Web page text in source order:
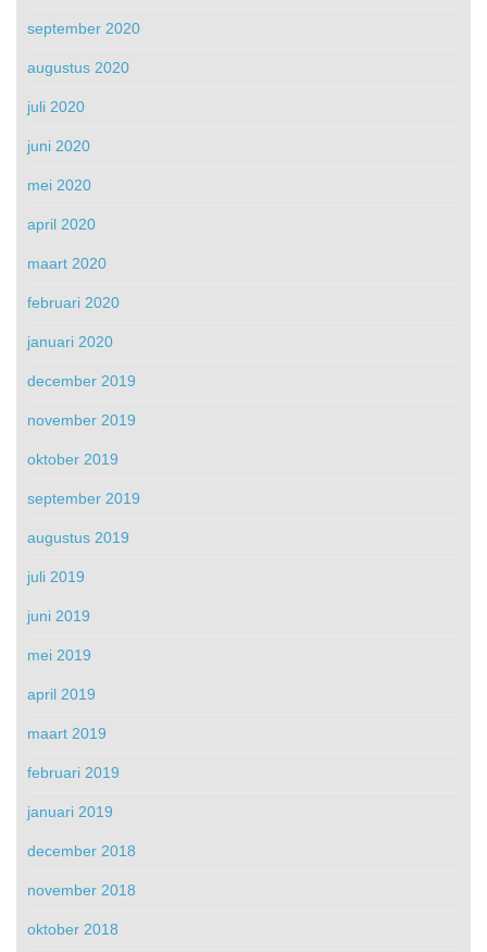
september 2020
augustus 2020
juli 2020
juni 2020
mei 2020
april 2020
maart 2020
februari 2020
januari 2020
december 2019
november 2019
oktober 2019
september 2019
augustus 2019
juli 2019
juni 2019
mei 2019
april 2019
maart 2019
februari 2019
januari 2019
december 2018
november 2018
oktober 2018